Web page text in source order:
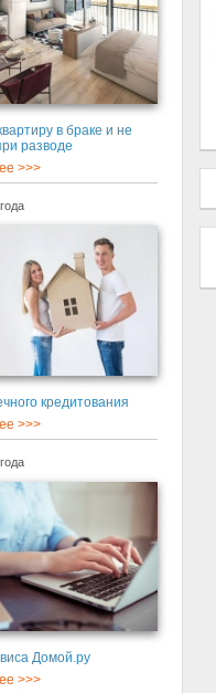
в браке и не
разводе
>>>
кредитования
>>>
Домой.ру
>>>